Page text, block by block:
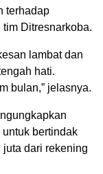
terhadap
Ditresnarkoba.
lambat dan
hati.
bulan,” jelasnya.
bertindak
dari rekening